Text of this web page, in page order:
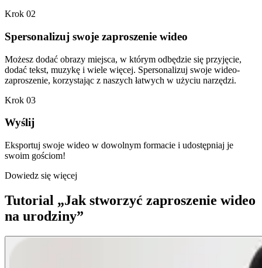
Krok 02
Spersonalizuj swoje zaproszenie wideo
Możesz dodać obrazy miejsca, w którym odbędzie się przyjęcie,
dodać tekst, muzykę i wiele więcej. Spersonalizuj swoje wideo-
zaproszenie, korzystając z naszych łatwych w użyciu narzędzi.
Krok 03
Wyślij
Eksportuj swoje wideo w dowolnym formacie i udostępniaj je
swoim gościom!
Dowiedz się więcej
Tutorial „Jak stworzyć zaproszenie wideo
na urodziny”